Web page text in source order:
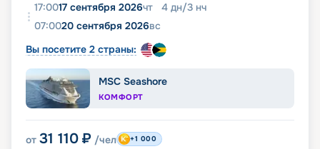
17:0017 сентября 2026чт 4 дн/3 нч
07:0020 сентября 2026вс
Вы посетите 2 страны:
MSC Seashore
КОМФОРТ
от 31 110 ₽ /чел +1 000